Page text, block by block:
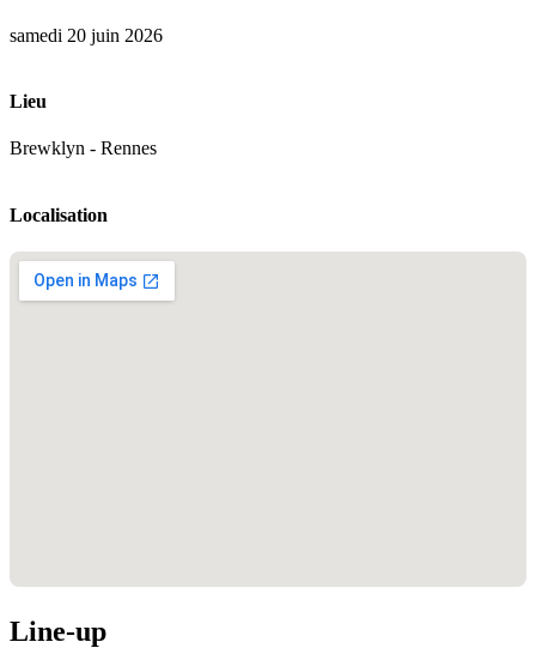
samedi 20 juin 2026
Lieu
Brewklyn - Rennes
Localisation
Line-up